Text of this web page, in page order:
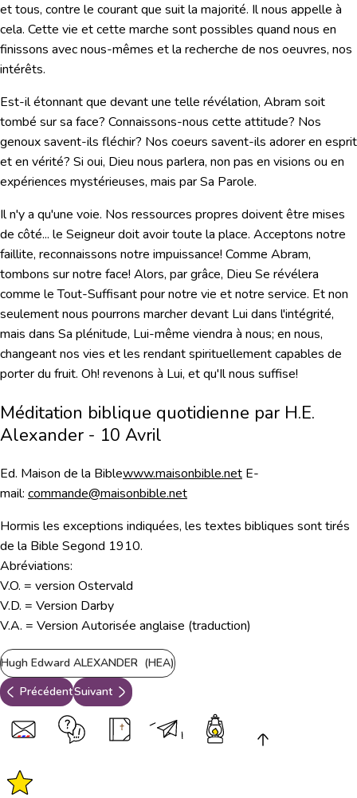
et tous, contre le courant que suit la majorité. Il nous appelle à
cela. Cette vie et cette marche sont possibles quand nous en
finissons avec nous-mêmes et la recherche de nos oeuvres, nos
intérêts.
Est-il étonnant que devant une telle révélation, Abram soit
tombé sur sa face? Connaissons-nous cette attitude? Nos
genoux savent-ils fléchir? Nos coeurs savent-ils adorer en esprit
et en vérité? Si oui, Dieu nous parlera, non pas en visions ou en
expériences mystérieuses, mais par Sa Parole.
Il n'y a qu'une voie. Nos ressources propres doivent être mises
de côté... le Seigneur doit avoir toute la place. Acceptons notre
faillite, reconnaissons notre impuissance! Comme Abram,
tombons sur notre face! Alors, par grâce, Dieu Se révélera
comme le Tout-Suffisant pour notre vie et notre service. Et non
seulement nous pourrons marcher devant Lui dans l'intégrité,
mais dans Sa plénitude, Lui-même viendra à nous; en nous,
changeant nos vies et les rendant spirituellement capables de
porter du fruit. Oh! revenons à Lui, et qu'Il nous suffise!
Méditation biblique quotidienne par H.E.
Alexander - 10 Avril
Ed. Maison de la Biblewww.maisonbible.net E-
mail: commande@maisonbible.net
Hormis les exceptions indiquées, les textes bibliques sont tirés
de la Bible Segond 1910.
Abréviations:
V.O. = version Ostervald
V.D. = Version Darby
V.A. = Version Autorisée anglaise (traduction)
Hugh Edward ALEXANDER (HEA)
PrécédentSuivant